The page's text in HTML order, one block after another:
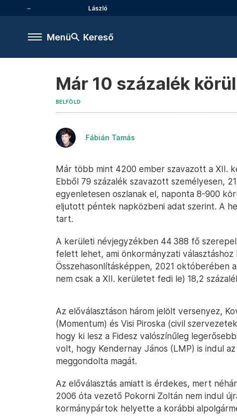
László
Menü Kereső
Már 10 százalék
BELFÖLD
Fábián Tamás
Már több mint 4200 ember szavazott a XII.
Ebből 79 százalék szavazott személyesen,
egyenletesen oszlanak el, naponta 8-900
eljutott péntek napközbeni adat szerint. A
tart.
A kerületi névjegyzékben 44 388 fő
felett lehet, ami önkormányzati
Összehasonlításképpen, 2021 októberében
nem csak a XII. kerületet fedi le) 18,2
Az előválasztáson három jelölt versenyez,
(Momentum) és Visi Piroska (civil
hogy ki lesz a Fidesz valószínűleg
volt, hogy Kendernay János (LMP) is indul
meggondolta magát.
Az előválasztás amiatt is érdekes, mert
2006 óta vezető Pokorni Zoltán nem indul
kormánypártok helyette a korábbi